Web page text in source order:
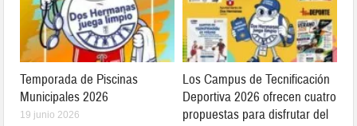
Temporada de Piscinas
Municipales 2026
19 junio 2026
Los Campus de Tecnificación
Deportiva 2026 ofrecen cuatro
propuestas para disfrutar del